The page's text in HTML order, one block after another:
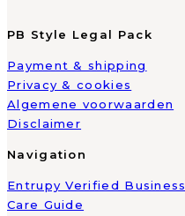
PB Style Legal Pack
Payment & shipping
Privacy & cookies
Algemene voorwaarden
Disclaimer
Navigation
Entrupy Verified Business
Care Guide